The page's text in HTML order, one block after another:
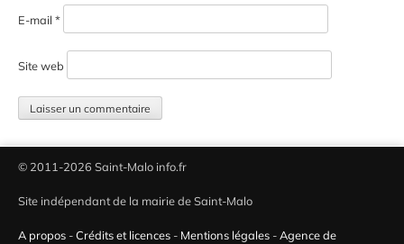
E-mail *
Site web
© 2011-2026 Saint-Malo info.fr
Site indépendant de la mairie de Saint-Malo
A propos -Crédits et licences - Mentions légales -Agence de